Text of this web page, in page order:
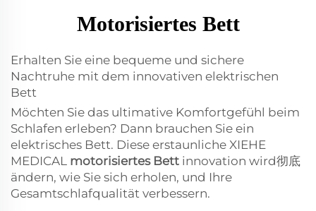
Motorisiertes Bett
Erhalten Sie eine bequeme und sichere
Nachtruhe mit dem innovativen elektrischen
Bett
Möchten Sie das ultimative Komfortgefühl beim
Schlafen erleben? Dann brauchen Sie ein
elektrisches Bett. Diese erstaunliche XIEHE
MEDICAL motorisiertes Bett innovation wird彻底
ändern, wie Sie sich erholen, und Ihre
Gesamtschlafqualität verbessern.